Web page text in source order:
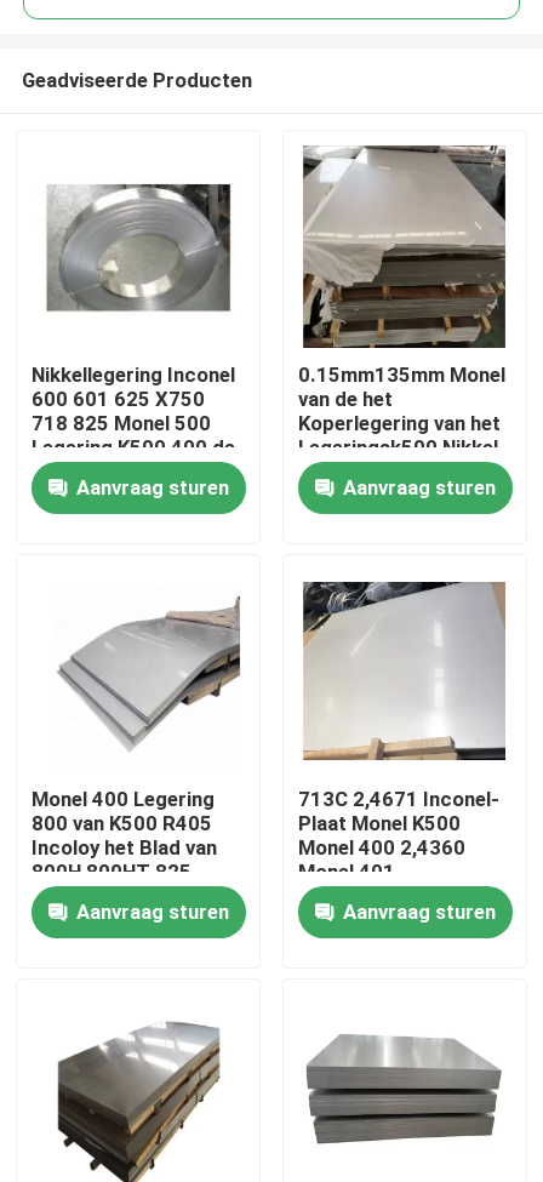
Huis
Ongeveer ons
Fabrieksreis
Contacteer ons
Inconel 600 Materiaal
Inconel 625 Materiaal
Incoloy 800-materiaal
Inconel 718 Materiaal
Geadviseerde Producten
Nikkellegering Inconel
600 601 625 X750
718 825 Monel 500
Legering K500 400 de
Ronde Bar Rod Tube
Pipe van C276 C22
Aanvraag sturen
0.15mm135mm Monel
van de het
Koperlegering van het
Legeringsk500 Nikkel
het Blad en de Plaat
Aanvraag sturen
Monel 400 Legering
800 van K500 R405
Incoloy het Blad van
800H 800HT 825
Aanvraag sturen
713C 2,4671 Inconel-
Plaat Monel K500
Monel 400 2,4360
Monel 401
Aanvraag sturen